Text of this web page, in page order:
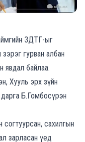
ЗДТГ-ыг
гурван албан
явдал байлаа.
Хууль эрх зүйн
Б.Гомбосүрэн
сахилгын
зарласан үед